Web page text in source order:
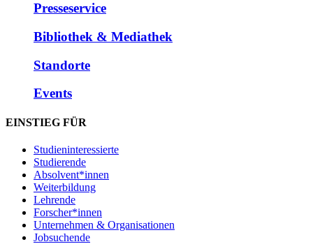
Presseservice
Bibliothek & Mediathek
Standorte
Events
EINSTIEG FÜR
Studieninteressierte
Studierende
Absolvent*innen
Weiterbildung
Lehrende
Forscher*innen
Unternehmen & Organisationen
Jobsuchende